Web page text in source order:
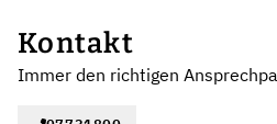
Kontakt
Immer den richtigen